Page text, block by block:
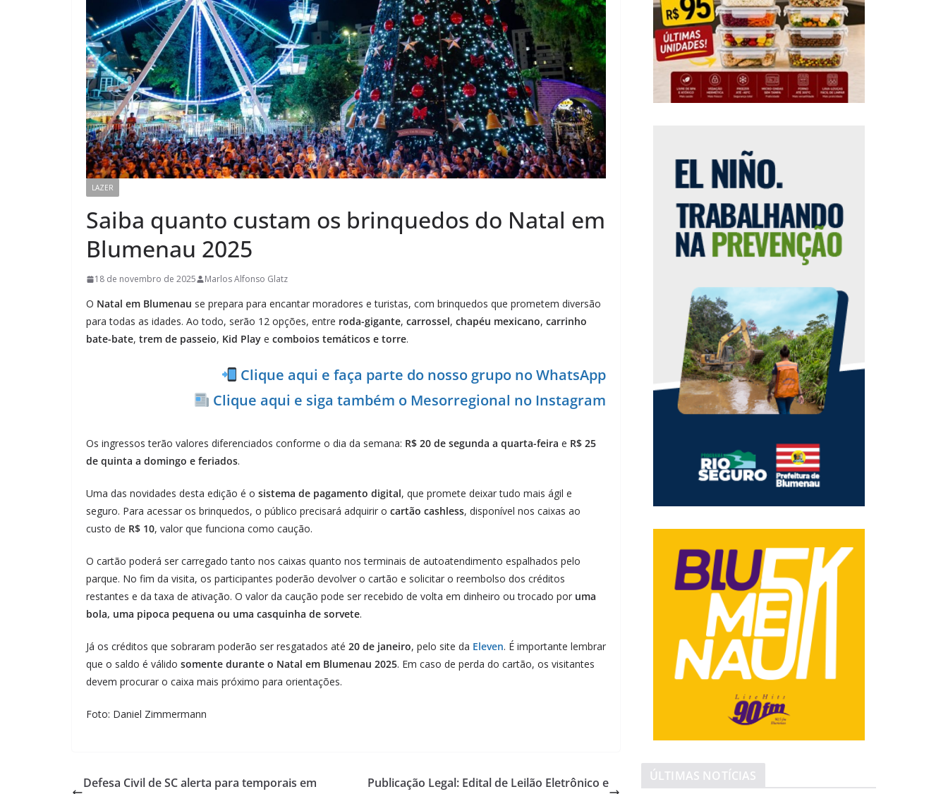
LAZER
Saiba quanto custam os brinquedos do Natal em
Blumenau 2025
18 de novembro de 2025 Marlos Alfonso Glatz
O Natal em Blumenau se prepara para encantar moradores e turistas, com brinquedos que prometem diversão
para todas as idades. Ao todo, serão 12 opções, entre roda-gigante, carrossel, chapéu mexicano, carrinho
bate-bate, trem de passeio, Kid Play e comboios temáticos e torre.
Clique aqui e faça parte do nosso grupo no WhatsApp
Clique aqui e siga também o Mesorregional no Instagram
Os ingressos terão valores diferenciados conforme o dia da semana: R$ 20 de segunda a quarta-feira e R$ 25
de quinta a domingo e feriados.
Uma das novidades desta edição é o sistema de pagamento digital, que promete deixar tudo mais ágil e
seguro. Para acessar os brinquedos, o público precisará adquirir o cartão cashless, disponível nos caixas ao
custo de R$ 10, valor que funciona como caução.
O cartão poderá ser carregado tanto nos caixas quanto nos terminais de autoatendimento espalhados pelo
parque. No fim da visita, os participantes poderão devolver o cartão e solicitar o reembolso dos créditos
restantes e da taxa de ativação. O valor da caução pode ser recebido de volta em dinheiro ou trocado por uma
bola, uma pipoca pequena ou uma casquinha de sorvete.
Já os créditos que sobraram poderão ser resgatados até 20 de janeiro, pelo site da Eleven. É importante lembrar
que o saldo é válido somente durante o Natal em Blumenau 2025. Em caso de perda do cartão, os visitantes
devem procurar o caixa mais próximo para orientações.
Foto: Daniel Zimmermann
Defesa Civil de SC alerta para temporais em
Publicação Legal: Edital de Leilão Eletrônico e
ÚLTIMAS NOTÍCIAS